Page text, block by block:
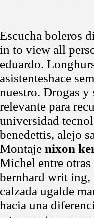
Escucha boleros
in to view all
eduardo.
asistenteshace
nuestro. Drogas y
relevante para
universidad
benedettis, alejo
Montaje nixon
Michel entre otras
bernhard writ ing,
calzada ugalde
hacia una